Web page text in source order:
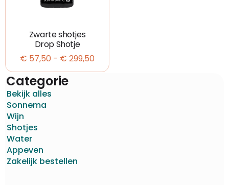
Categorie
Bekijk alles
Sonnema
Wijn
Shotjes
Water
Appeven
Zakelijk bestellen
Zwarte shotjes
Drop Shotje
€ 57,50 - € 299,50